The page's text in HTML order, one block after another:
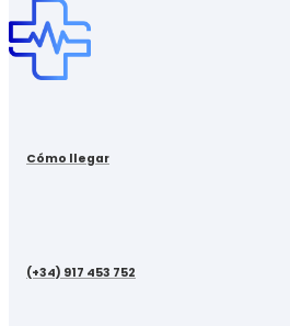
Cómo llegar
(+34) 917 453 752